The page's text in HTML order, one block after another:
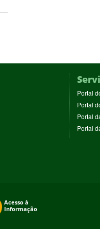
Portal
Portal
Portal
Portal